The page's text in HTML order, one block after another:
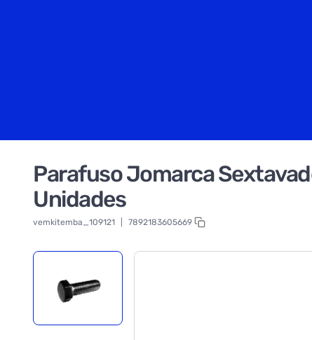
Parafuso Jomarca
Unidades
vemkitemba_109121 7892183605669